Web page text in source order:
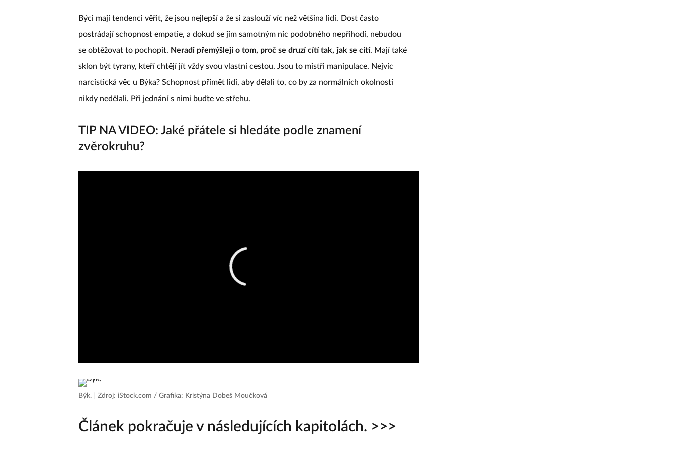
Býci mají tendenci věřit, že jsou nejlepší a že si zaslouží víc než většina lidí. Dost často
postrádají schopnost empatie, a dokud se jim samotným nic podobného nepřihodí, nebudou
se obtěžovat to pochopit. Neradi přemýšlejí o tom, proč se druzí cítí tak, jak se cítí. Mají také
sklon být tyrany, kteří chtějí jít vždy svou vlastní cestou. Jsou to mistři manipulace. Nejvíc
narcistická věc u Býka? Schopnost přimět lidi, aby dělali to, co by za normálních okolností
nikdy nedělali. Při jednání s nimi buďte ve střehu.
TIP NA VIDEO: Jaké přátele si hledáte podle znamení
zvěrokruhu?
Býk. Zdroj: iStock.com / Grafika: Kristýna Dobeš Moučková
Článek pokračuje v následujících kapitolách. >>>